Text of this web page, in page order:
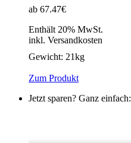
ab 67.47€
Enthält 20% MwSt.
inkl. Versandkosten
Gewicht: 21kg
Zum Produkt
Jetzt sparen? Ganz einfach: